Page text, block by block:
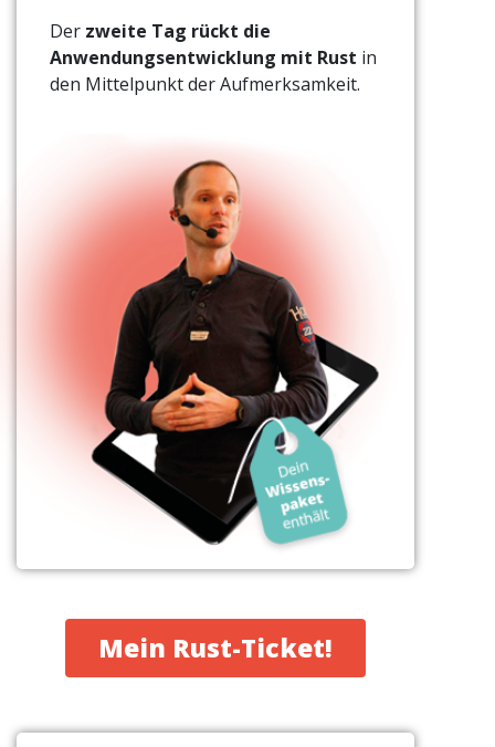
Der zweite Tag rückt die
Anwendungsentwicklung mit Rust in
den Mittelpunkt der Aufmerksamkeit.
Mein Rust-Ticket!